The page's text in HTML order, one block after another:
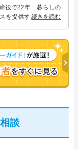
役で22年 暮らしの
を提供する株式会社
「給湯器」のスペシ
続きを読む
談